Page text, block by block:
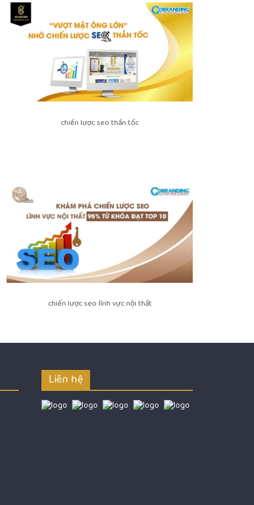
chiến lược seo thần tốc
chiến lược seo lĩnh vực nội thất
Liên hệ